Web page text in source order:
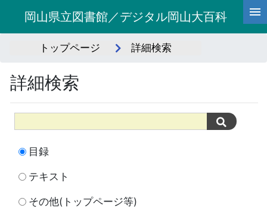
岡山県立図書館／デジタル岡山大百科
トップページ 詳細検索
詳細検索
目録
テキスト
その他(トップページ等)